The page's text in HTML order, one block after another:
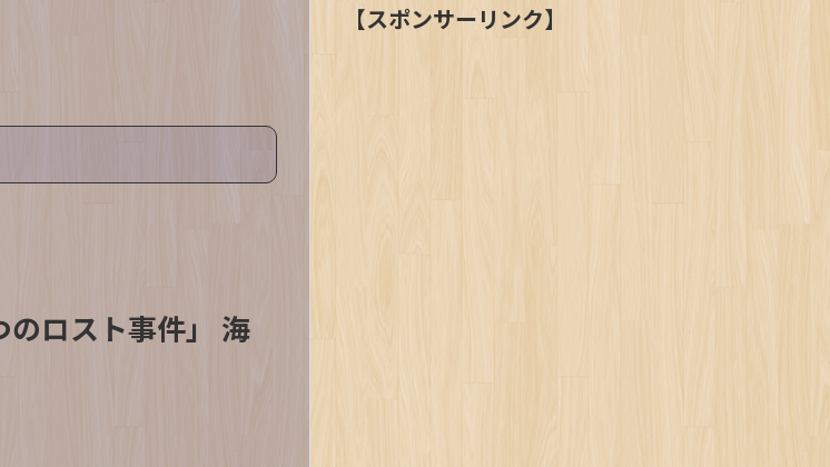
のロスト事件」 海
【スポンサーリンク】